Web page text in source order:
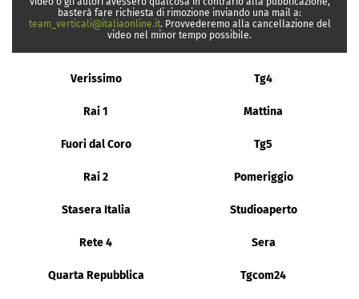
basterà fare richiesta di rimozione inviando una mail a:
team_verticali@italiaonline.it. Provvederemo alla cancellazione del
video nel minor tempo possibile.
Verissimo Tg4
Rai 1 Mattina
Fuori dal Coro Tg5
Rai 2 Pomeriggio
Stasera Italia Studioaperto
Rete 4 Sera
Quarta Repubblica Tgcom24